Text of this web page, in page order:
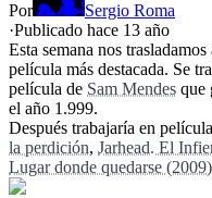
Por
Sergio Roma
·Publicado hace 13 año
Esta semana nos
película más destacada. Se
película de Sam Mendes que
el año 1.999.
Después trabajaría en
la perdición, Jarhead. El
Lugar donde quedarse (2009)